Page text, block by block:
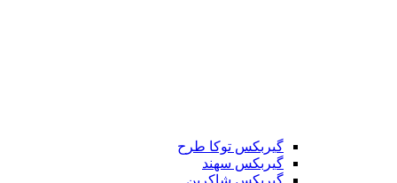
گیربکس توکا طرح
گیربکس سهند
گیربکس شاکرین